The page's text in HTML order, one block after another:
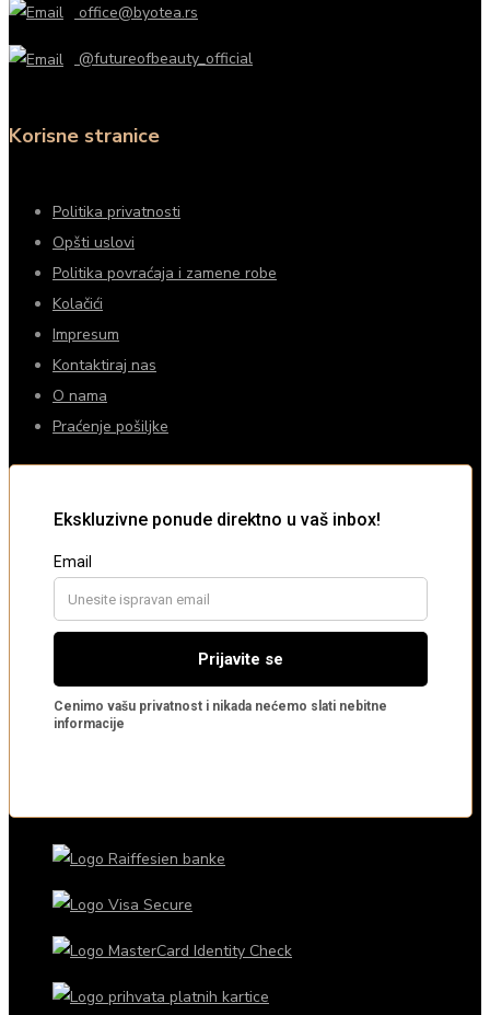
office@byotea.rs
@futureofbeauty_official
Korisne stranice
Politika privatnosti
Opšti uslovi
Politika povraćaja i zamene robe
Kolačići
Impresum
Kontaktiraj nas
O nama
Praćenje pošiljke